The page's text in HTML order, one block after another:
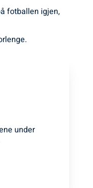
fotballen igjen,
under